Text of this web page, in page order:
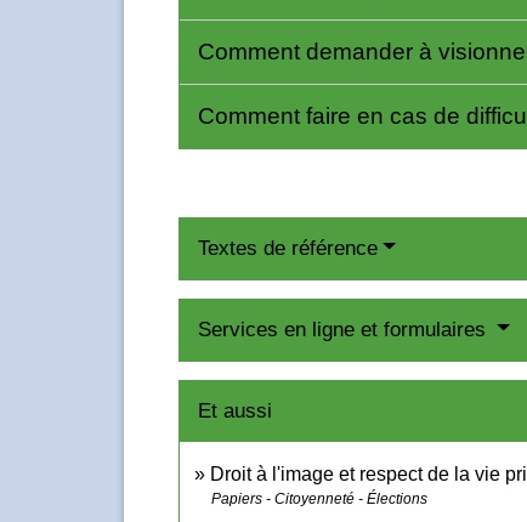
Comment demander à
Comment faire en cas de
Textes de référence
Services en ligne et formulaires
Et aussi
Droit à l'image et respect de la vie
Papiers - Citoyenneté - Élections